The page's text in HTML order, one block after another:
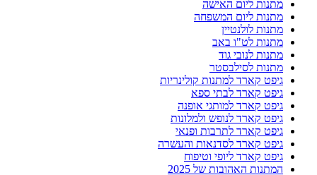
מתנות ליום האישה
מתנות ליום המשפחה
מתנות לולנטיין
מתנות לט"ו באב
מתנות לנובי גוד
מתנות לסילבסטר
גיפט קארד למתנות קולינריות
גיפט קארד לבתי ספא
גיפט קארד למותגי אופנה
גיפט קארד לנופש ולמלונות
גיפט קארד לתרבות ופנאי
גיפט קארד לסדנאות והעשרה
גיפט קארד ליופי וטיפוח
המתנות האהובות של 2025